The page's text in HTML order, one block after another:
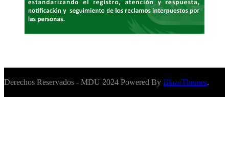
Derechos Reservados - MDU 2024 Powered By BlazeThemes.